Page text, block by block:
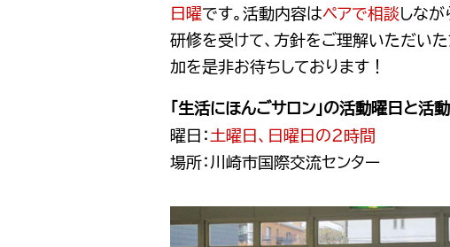
日曜です。活動内容はペアで相談しなが
研修を受けて、方針をご理解いただい
加を是非お待ちしております！
「生活にほんごサロン」の活動曜日と活
曜日：土曜日、日曜日の２時間
場所：川崎市国際交流センター